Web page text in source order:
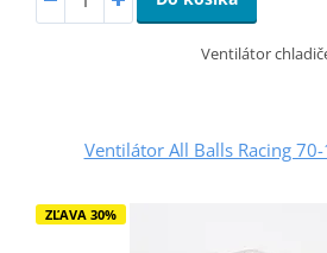
Ventilátor
Ventilátor All Balls Racing
ZĽAVA 30%